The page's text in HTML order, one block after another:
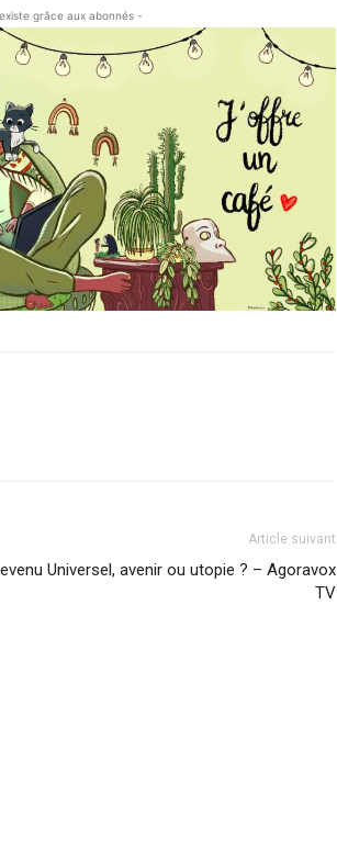
grâce aux abonnés -
Article suivant
Universel, avenir ou utopie ? – Agoravox
TV